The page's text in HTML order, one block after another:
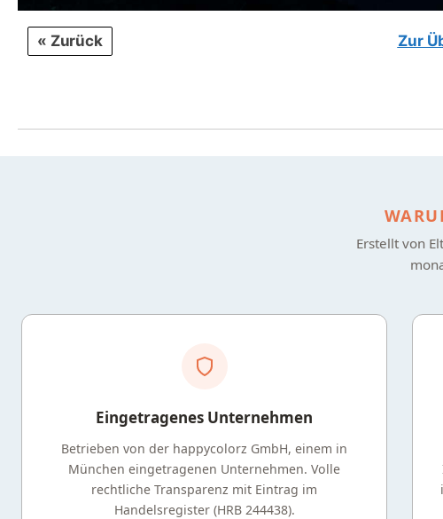
« Zurück Zur
Erstellt von
Eingetragenes Unternehmen
Betrieben von der happycolorz GmbH, einem in
München eingetragenen Unternehmen. Volle
rechtliche Transparenz mit Eintrag im
Handelsregister (HRB 244438).